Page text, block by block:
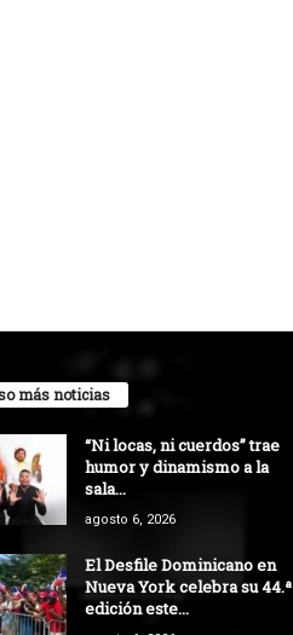
más noticias
“Ni locas, ni cuerdos” trae
humor y dinamismo a la
sala...
agosto 6, 2026
El Desfile Dominicano en
Nueva York celebra su 44.ª
edición este...